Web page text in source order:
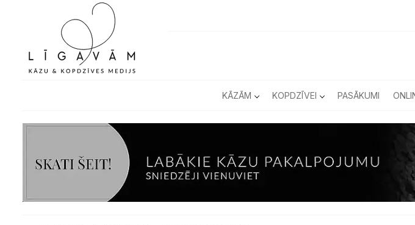
KĀZĀM KOPDZĪVEI PASĀKUMI